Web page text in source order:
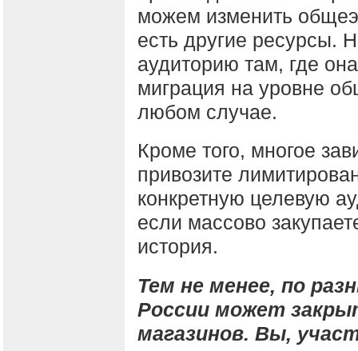
можем изменить
есть другие ресурсы.
аудиторию там, где
миграция на уровне
любом случае.
Кроме того, многое
привозите
конкретную целевую
если массово
история.
Тем не менее, по
России может
магазинов. Вы,